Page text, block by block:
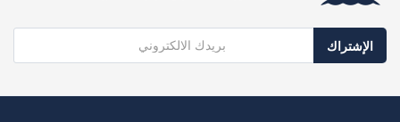
الإشتراك